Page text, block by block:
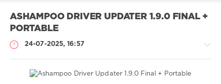
установка,
office,
2013,
2024
ASHAMPOO DRIVER UPDATER 1.9.0 FINAL +
PORTABLE
24-07-2025, 16:57